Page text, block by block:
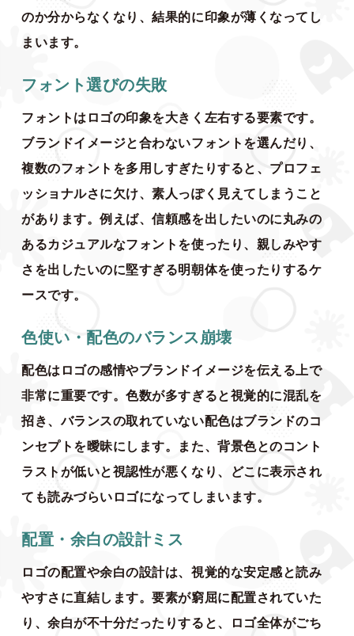
のか分からなくなり、結果的に印象が薄くなってし
まいます。
フォント選びの失敗
フォントはロゴの印象を大きく左右する要素です。
ブランドイメージと合わないフォントを選んだり、
複数のフォントを多用しすぎたりすると、プロフェ
ッショナルさに欠け、素人っぽく見えてしまうこと
があります。例えば、信頼感を出したいのに丸みの
あるカジュアルなフォントを使ったり、親しみやす
さを出したいのに堅すぎる明朝体を使ったりするケ
ースです。
色使い・配色のバランス崩壊
配色はロゴの感情やブランドイメージを伝える上で
非常に重要です。色数が多すぎると視覚的に混乱を
招き、バランスの取れていない配色はブランドのコ
ンセプトを曖昧にします。また、背景色とのコント
ラストが低いと視認性が悪くなり、どこに表示され
ても読みづらいロゴになってしまいます。
配置・余白の設計ミス
ロゴの配置や余白の設計は、視覚的な安定感と読み
やすさに直結します。要素が窮屈に配置されていた
り、余白が不十分だったりすると、ロゴ全体がごち